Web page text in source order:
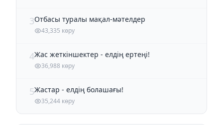
3Отбасы туралы мақал-мәтелдер
43,335 көру
4Жас жеткіншектер - елдің ертеңі!
36,988 көру
5Жастар - елдің болашағы!
35,244 көру